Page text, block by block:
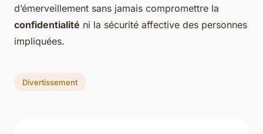
d’émerveillement sans jamais compromettre la
confidentialité ni la sécurité affective des personnes
impliquées.
Divertissement